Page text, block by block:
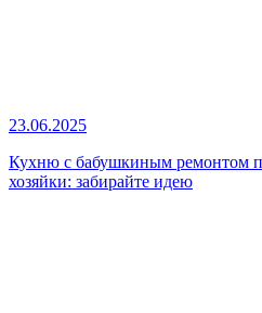
23.06.2025
Кухню с бабушкиным ремонтом
хозяйки: забирайте идею